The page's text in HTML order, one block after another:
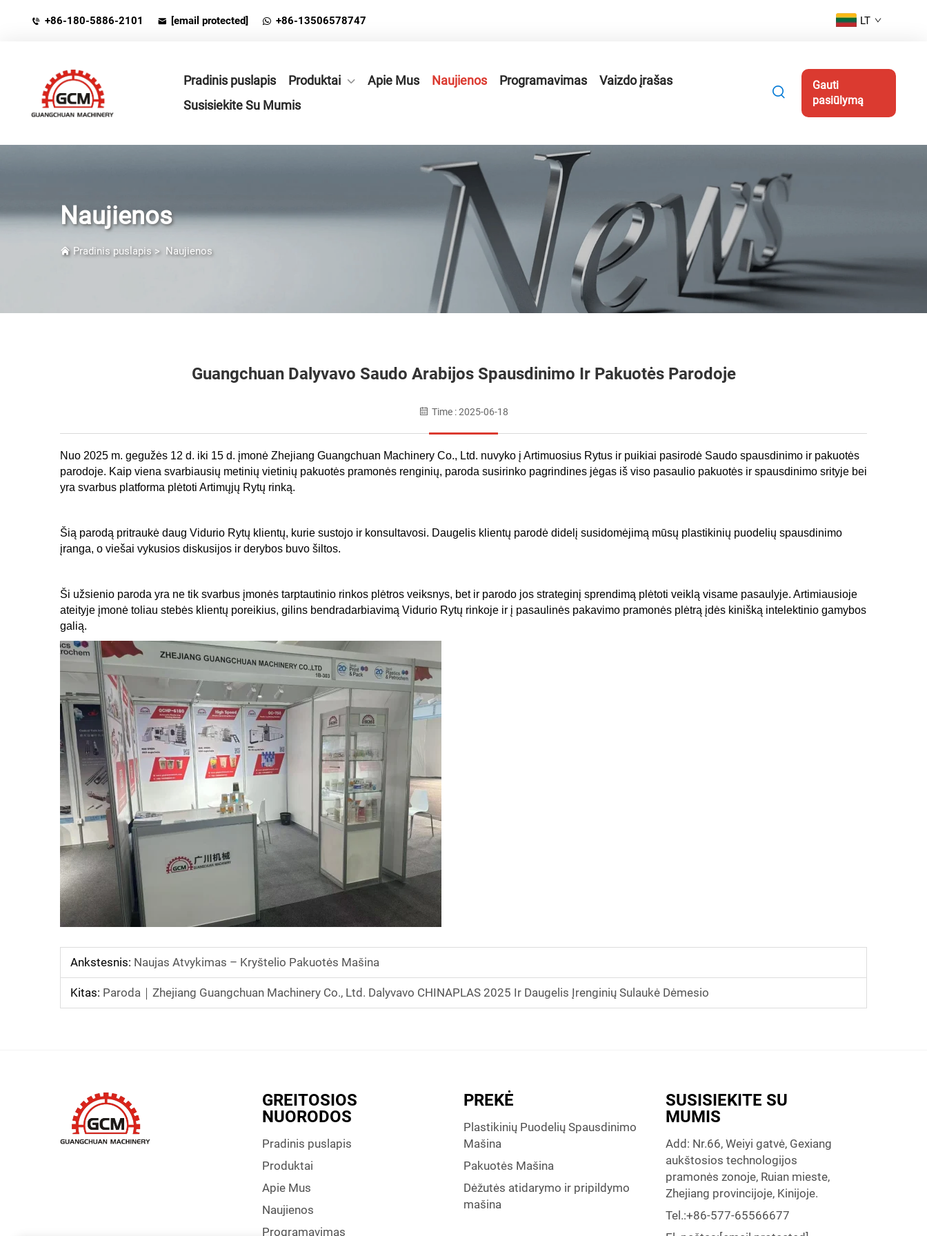
+86-180-5886-2101 [email protected] +86-13506578747 LT
Pradinis puslapis Produktai Apie Mus Naujienos Programavimas
Vaizdo įrašas
Susisiekite Su Mumis
Gauti
pasiūlymą
Naujienos
Pradinis puslapis> Naujienos
Guangchuan Dalyvavo Saudo Arabijos Spausdinimo Ir Pakuotės Parodoje
Time : 2025-06-18
Nuo 2025 m. gegužės 12 d. iki 15 d. įmonė Zhejiang Guangchuan Machinery Co., Ltd. nuvyko į Artimuosius Rytus ir puikiai pasirodė Saudo spausdinimo ir pakuotės
parodoje. Kaip viena svarbiausių metinių vietinių pakuotės pramonės renginių, paroda susirinko pagrindines jėgas iš viso pasaulio pakuotės ir spausdinimo srityje bei
yra svarbus platforma plėtoti Artimųjų Rytų rinką.
Šią parodą pritraukė daug Vidurio Rytų klientų, kurie sustojo ir konsultavosi. Daugelis klientų parodė didelį susidomėjimą mūsų plastikinių puodelių spausdinimo
įranga, o viešai vykusios diskusijos ir derybos buvo šiltos.
Ši užsienio paroda yra ne tik svarbus įmonės tarptautinio rinkos plėtros veiksnys, bet ir parodo jos strateginį sprendimą plėtoti veiklą visame pasaulyje. Artimiausioje
ateityje įmonė toliau stebės klientų poreikius, gilins bendradarbiavimą Vidurio Rytų rinkoje ir į pasaulinės pakavimo pramonės plėtrą įdės kinišką intelektinio gamybos
galią.
Ankstesnis: Naujas Atvykimas – Kryštelio Pakuotės Mašina
Kitas: Paroda｜Zhejiang Guangchuan Machinery Co., Ltd. Dalyvavo CHINAPLAS 2025 Ir Daugelis Įrenginių Sulaukė Dėmesio
GREITOSIOS
NUORODOS
Pradinis puslapis
Produktai
Apie Mus
Naujienos
Programavimas
PREKĖ
Plastikinių Puodelių Spausdinimo
Mašina
Pakuotės Mašina
Dėžutės atidarymo ir pripildymo
mašina
SUSISIEKITE SU
MUMIS
Add: Nr.66, Weiyi gatvė, Gexiang
aukštosios technologijos
pramonės zonoje, Ruian mieste,
Zhejiang provincijoje, Kinijoje.
Tel.:+86-577-65566677